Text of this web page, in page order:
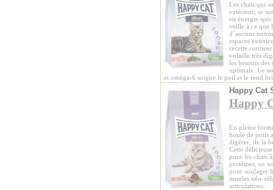
Les chats qui
extérieur, se
en énergie
veille à ce que
d’aucuns
espaces
recette
volaille très
les besoins des
optimale. Le
et oméga-6 soigne le poil et le rend
Happy Cat
Happy
En pleine
boule de poils
digérer, de la
Cette
pour les chats
protéines, en
pour soulager
moules néo-
articulations.